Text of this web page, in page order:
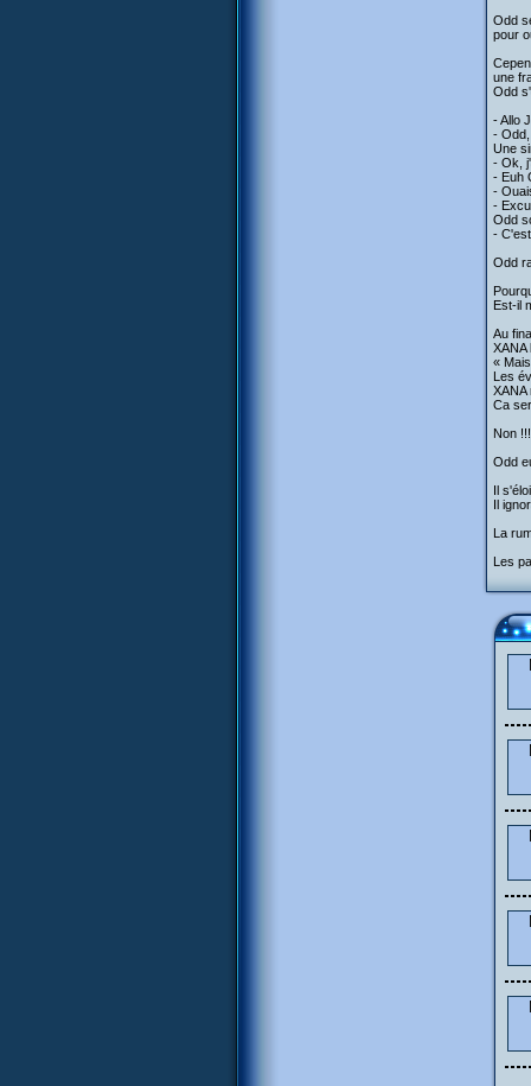
Odd
pour
une
Odd
- Allo
- Odd,
Une
- Ok,
- Euh
-
-
Odd
-
Odd
Est-il
Au
XANA
«
Les
XANA
Ca
Non !!!
Odd
Il
Il
La
Les